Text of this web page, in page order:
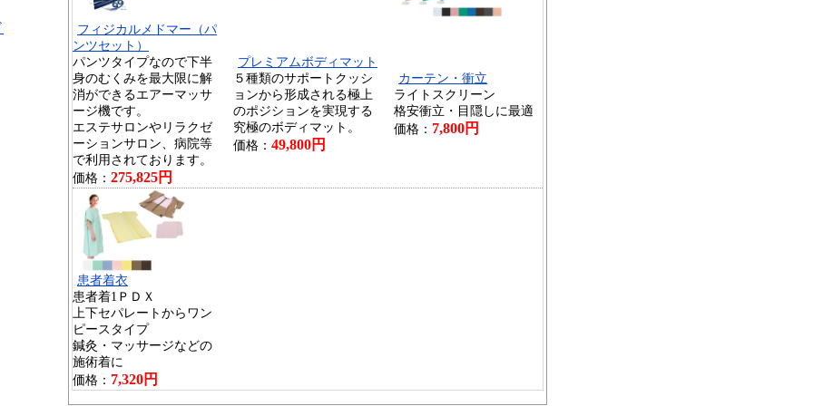
フィジカルメドマー（パ
ンツセット）
パンツタイプなので下半
身のむくみを最大限に解
消ができるエアーマッサ
ージ機です。
エステサロンやリラクゼ
ーションサロン、病院等
で利用されております。
価格： 275,825円
プレミアムボディマット
５種類のサポートクッシ
ョンから形成される極上
のポジションを実現する
究極のボディマット。
価格： 49,800円
カーテン・衝立
ライトスクリーン
格安衝立・目隠しに最適
価格： 7,800円
患者着衣
患者着1ＰＤＸ
上下セパレートからワン
ピースタイプ
鍼灸・マッサージなどの
施術着に
価格： 7,320円